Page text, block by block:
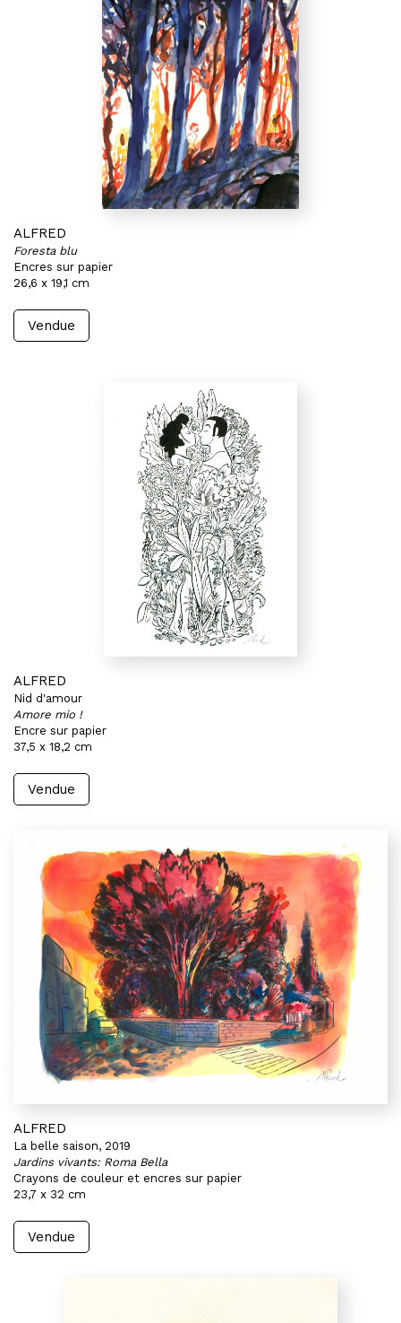
ALFRED
Foresta blu
Encres sur papier
26,6 x 19,1 cm
Vendue
ALFRED
Nid d'amour
Amore mio !
Encre sur papier
37,5 x 18,2 cm
Vendue
ALFRED
La belle saison, 2019
Jardins vivants: Roma Bella
Crayons de couleur et encres sur papier
23,7 x 32 cm
Vendue